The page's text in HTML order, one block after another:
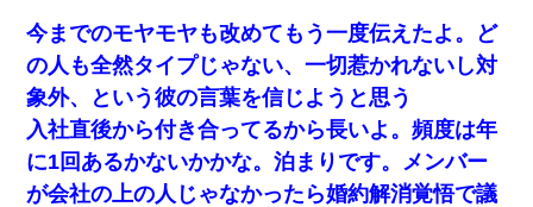
今までのモヤモヤも改めてもう一度伝えたよ。ど
の人も全然タイプじゃない、一切惹かれないし対
象外、という彼の言葉を信じようと思う
入社直後から付き合ってるから長いよ。頻度は年
に1回あるかないかかな。泊まりです。メンバー
が会社の上の人じゃなかったら婚約解消覚悟で議